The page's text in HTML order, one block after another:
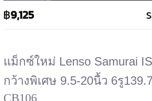
฿9,125
แม็กซ์ใหม่ Lenso Samurai
กว้างพิเศษ 9.5-20นื้ว 6รู
CB106